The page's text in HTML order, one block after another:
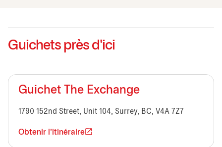
Guichets près d'ici
Guichet The Exchange
1790 152nd Street, Unit 104, Surrey, BC, V4A 7Z7
Obtenir l'itinéraire